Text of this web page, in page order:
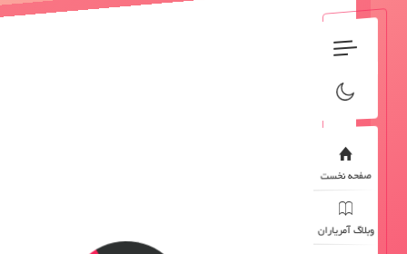
صفحه نخست
وبلاگ آمریاران